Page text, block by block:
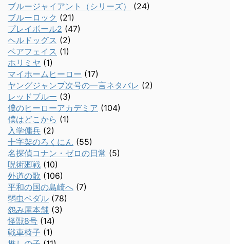
ブルージャイアント（シリーズ）
(24)
ブルーロック (21)
プレイボール2 (47)
ヘルドッグス (2)
ベアフェイス (1)
ホリミヤ (1)
マイホームヒーロー (17)
ヤングジャンプ次号の一言ネタバレ (2)
レッドブルー (3)
僕のヒーローアカデミア (104)
僕はどこから (1)
入学傭兵 (2)
十字架のろくにん (55)
名探偵コナン・ゼロの日常 (5)
呪術廻戦 (10)
外道の歌 (106)
平和の国の島崎へ (7)
弱虫ペダル (78)
怨み屋本舗 (3)
怪獣8号 (14)
戦車椅子 (1)